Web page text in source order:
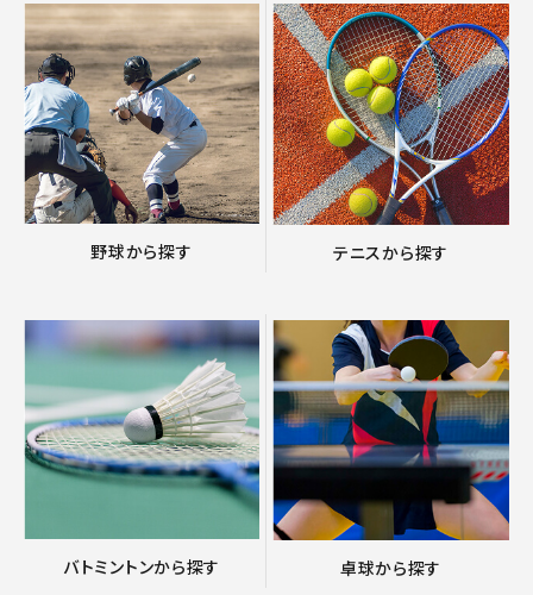
野球から探す テニスから探す
バトミントンから探す 卓球から探す